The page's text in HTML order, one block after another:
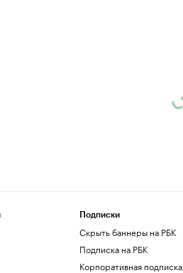
Подписки
Скрыть баннеры на РБК
Подписка на РБК
Корпоративная подписка